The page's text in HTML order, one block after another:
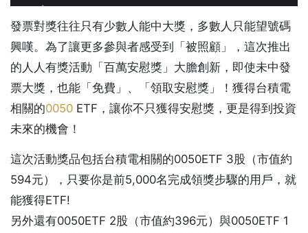
發票對獎往往只有少數人能中大獎，多數人只能望號碼
興嘆。為了讓更多參與者感受到「被照顧」，這次推出
的人人有獎活動「百萬安慰獎」大膽創新，即使未中發
票大獎，也能「免費」、「領取安慰獎」！獲得台積電
相關的0050 ETF，讓你不只獲得安慰獎，更是得到投資
未來的機會！
這次活動獎品包括台積電相關的0050ETF 3股（市值約
594元），只要你是前5,000名完成領獎步驟的用戶，就
能獲得ETF!
另外還有0050ETF 2股（市值約396元）與0050ETF 1